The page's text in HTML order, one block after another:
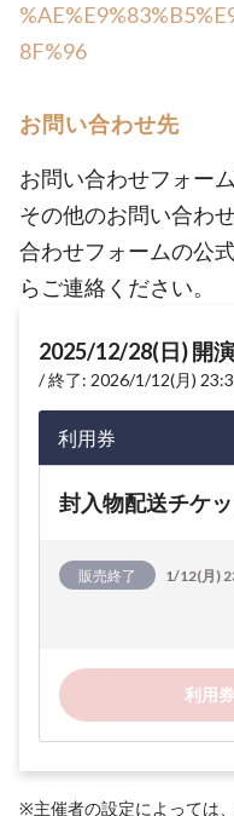
8F%96
お問い合わせ先
お問い合わせフォーム
その他のお問い合わ
合わせフォームの公
らご連絡ください。
2025/12/28(日) 開
終了: 2026/1/12(月)
利用券
封入物配送チケ
販売終了 1/12(月)
利用
※主催者の設定によっては